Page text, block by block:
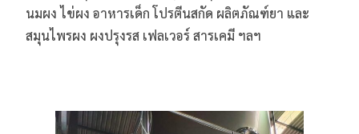
นมผง ไข่ผง อาหารเด็ก โปรตีนสกัด ผลิตภัณฑ์ยา และ
สมุนไพรผง ผงปรุงรส เฟลเวอร์ สารเคมี ฯลฯ